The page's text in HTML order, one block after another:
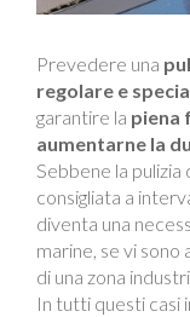
Prevedere una
regolare e
garantire la piena
aumentarne la
Sebbene la
consigliata a
diventa una
marine, se vi sono
di una zona
In tutti questi casi